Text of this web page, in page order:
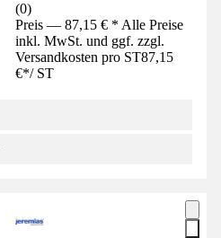
(0)
Preis — 87,15 € * Alle Preise
inkl. MwSt. und ggf. zzgl.
Versandkosten pro ST87,15
€*/ ST